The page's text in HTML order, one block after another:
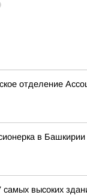
отделение
в
высоких